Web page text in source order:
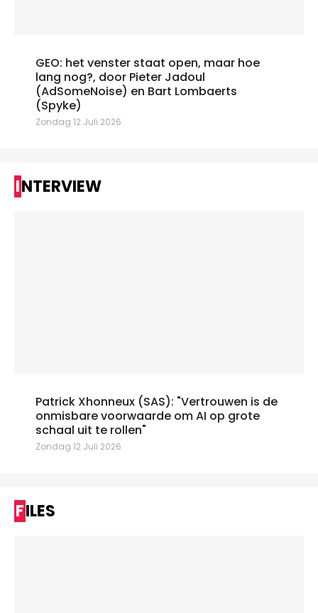
GEO: het venster staat open, maar hoe
lang nog?, door Pieter Jadoul
(AdSomeNoise) en Bart Lombaerts
(Spyke)
Zondag 12 Juli 2026
INTERVIEW
Patrick Xhonneux (SAS): "Vertrouwen is de
onmisbare voorwaarde om AI op grote
schaal uit te rollen"
Zondag 12 Juli 2026
FILES